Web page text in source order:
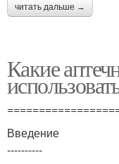
читать дальше →
Какие
Введение
----------